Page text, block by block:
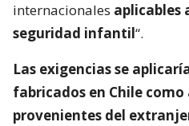
internacionales aplicables
seguridad infantil“.
Las exigencias se
fabricados en Chile como
provenientes del